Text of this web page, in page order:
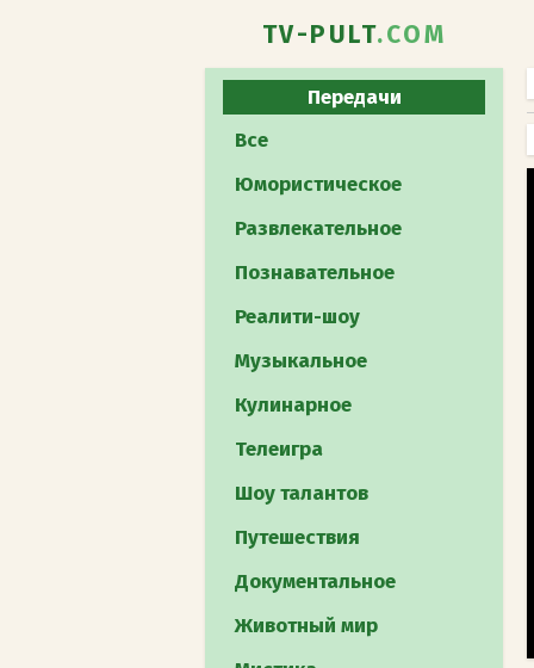
TV-PULT.COM
Передачи
Все
Юмористическое
Развлекательное
Познавательное
Реалити-шоу
Музыкальное
Кулинарное
Телеигра
Шоу талантов
Путешествия
Документальное
Животный мир